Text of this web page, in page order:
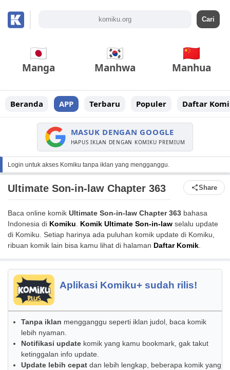
Manga Manhwa Manhua
Beranda APP Terbaru Populer Daftar
MASUK DENGAN GOOGLE
HAPUS IKLAN DENGAN KOMIKU PREMIUM
Login untuk akses Komiku tanpa iklan yang mengganggu.
Ultimate Son-in-law Chapter 363 Share
Baca online komik Ultimate Son-in-law Chapter 363 bahasa
Indonesia di Komiku. Komik Ultimate Son-in-law selalu update
di Komiku. Setiap harinya ada puluhan komik update di Komiku,
ribuan komik lain bisa kamu lihat di halaman Daftar Komik.
Aplikasi Komiku+ sudah rilis!
Tanpa iklan mengganggu seperti iklan judol, baca komik
lebih nyaman.
Notifikasi update komik yang kamu bookmark, gak takut
ketinggalan info update.
Update lebih cepat dan lebih lengkap, beberapa komik yang